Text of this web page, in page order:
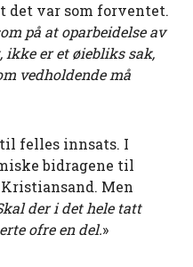
det var som forventet.
på at oparbeidelse av
er et øiebliks sak,
vedholdende må
felles innsats. I
bidragene til
Men
der i det hele tatt
ofre en del.»